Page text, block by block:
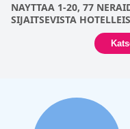
NAYTTAA 1-20, 77
SIJAITSEVISTA